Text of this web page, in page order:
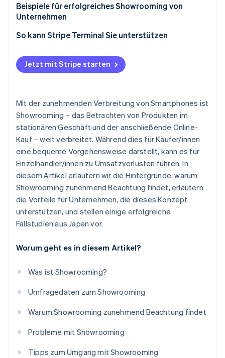
Trends nach Bevölkerungsdichte
Eignung für den urbanen Lebensstil
Verbesserung der Omnichannel-Strategie
sind
Beispiele für erfolgreiches Showrooming von
Unternehmen
Nitori
Bic Camera
So kann Stripe Terminal Sie unterstützen
Jetzt mit Stripe starten
Mit der zunehmenden Verbreitung von Smartphones ist
Showrooming – das Betrachten von Produkten im
stationären Geschäft und der anschließende Online-
Kauf – weit verbreitet. Während dies für Käufer/innen
eine bequeme Vorgehensweise darstellt, kann es für
Einzelhändler/innen zu Umsatzverlusten führen. In
diesem Artikel erläutern wir die Hintergründe, warum
Showrooming zunehmend Beachtung findet, erläutern
die Vorteile für Unternehmen, die dieses Konzept
unterstützen, und stellen einige erfolgreiche
Fallstudien aus Japan vor.
Worum geht es in diesem Artikel?
Was ist Showrooming?
Umfragedaten zum Showrooming
Warum Showrooming zunehmend Beachtung findet
Probleme mit Showrooming
Tipps zum Umgang mit Showrooming